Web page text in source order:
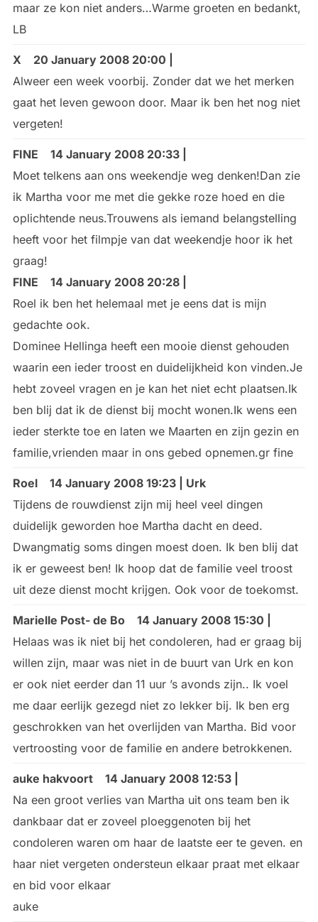
maar ze kon niet anders…Warme groeten en bedankt,
LB
X
20 January 2008 20:00 |
Alweer een week voorbij. Zonder dat we het merken
gaat het leven gewoon door. Maar ik ben het nog niet
vergeten!
FINE
14 January 2008 20:33 |
Moet telkens aan ons weekendje weg denken!Dan zie
ik Martha voor me met die gekke roze hoed en die
oplichtende neus.Trouwens als iemand belangstelling
heeft voor het filmpje van dat weekendje hoor ik het
graag!
FINE
14 January 2008 20:28 |
Roel ik ben het helemaal met je eens dat is mijn
gedachte ook.
Dominee Hellinga heeft een mooie dienst gehouden
waarin een ieder troost en duidelijkheid kon vinden.Je
hebt zoveel vragen en je kan het niet echt plaatsen.Ik
ben blij dat ik de dienst bij mocht wonen.Ik wens een
ieder sterkte toe en laten we Maarten en zijn gezin en
familie,vrienden maar in ons gebed opnemen.gr fine
Roel
14 January 2008 19:23 | Urk
Tijdens de rouwdienst zijn mij heel veel dingen
duidelijk geworden hoe Martha dacht en deed.
Dwangmatig soms dingen moest doen. Ik ben blij dat
ik er geweest ben! Ik hoop dat de familie veel troost
uit deze dienst mocht krijgen. Ook voor de toekomst.
Marielle Post- de Bo
14 January 2008 15:30 |
Helaas was ik niet bij het condoleren, had er graag bij
willen zijn, maar was niet in de buurt van Urk en kon
er ook niet eerder dan 11 uur ’s avonds zijn.. Ik voel
me daar eerlijk gezegd niet zo lekker bij. Ik ben erg
geschrokken van het overlijden van Martha. Bid voor
vertroosting voor de familie en andere betrokkenen.
auke hakvoort
14 January 2008 12:53 |
Na een groot verlies van Martha uit ons team ben ik
dankbaar dat er zoveel ploeggenoten bij het
condoleren waren om haar de laatste eer te geven. en
haar niet vergeten ondersteun elkaar praat met elkaar
en bid voor elkaar
auke